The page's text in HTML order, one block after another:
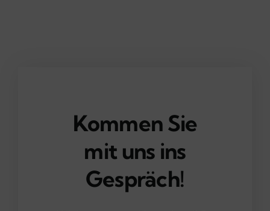
Kommen Sie
mit uns ins
Gespräch!